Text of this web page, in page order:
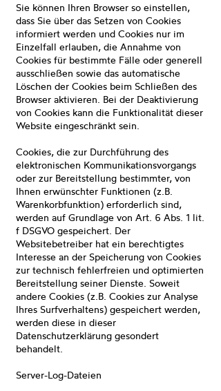
Sie können Ihren Browser so einstellen,
dass Sie über das Setzen von Cookies
informiert werden und Cookies nur im
Einzelfall erlauben, die Annahme von
Cookies für bestimmte Fälle oder generell
ausschließen sowie das automatische
Löschen der Cookies beim Schließen des
Browser aktivieren. Bei der Deaktivierung
von Cookies kann die Funktionalität dieser
Website eingeschränkt sein.
Cookies, die zur Durchführung des
elektronischen Kommunikationsvorgangs
oder zur Bereitstellung bestimmter, von
Ihnen erwünschter Funktionen (z.B.
Warenkorbfunktion) erforderlich sind,
werden auf Grundlage von Art. 6 Abs. 1 lit.
f DSGVO gespeichert. Der
Websitebetreiber hat ein berechtigtes
Interesse an der Speicherung von Cookies
zur technisch fehlerfreien und optimierten
Bereitstellung seiner Dienste. Soweit
andere Cookies (z.B. Cookies zur Analyse
Ihres Surfverhaltens) gespeichert werden,
werden diese in dieser
Datenschutzerklärung gesondert
behandelt.
Server-Log-Dateien